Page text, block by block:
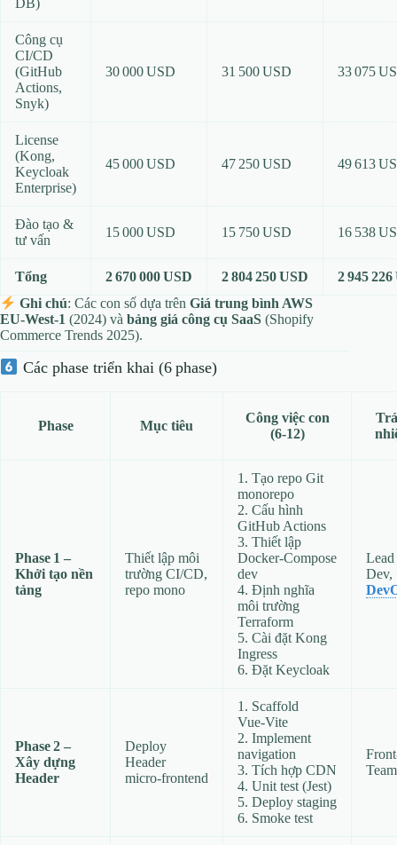
Công cụ
CI/CD
(GitHub
Actions,
Snyk)
30 000 USD 31 500 USD 33 075
License
(Kong,
Keycloak
Enterprise)
45 000 USD 47 250 USD 49 613
Đào tạo &
tư vấn
15 000 USD 15 750 USD 16 538
Tổng 2 670 000 USD 2 804 250 USD
2 945
Ghi chú: Các con số dựa trênGiá trung bình AWS
EU‑West‑1 (2024) và bảng giá công cụ SaaS (Shopify
Commerce Trends 2025).
Các phase triển khai (6 phase)
Phase Mục tiêu
Công việc con
(6‑12)
Phase 1 –
Khởi tạo nền
tảng
Thiết lập môi
trường CI/CD,
repo mono
1. Tạo repo Git
monorepo
2. Cấu hình
GitHub Actions
3. Thiết lập
Docker‑Compose
dev
4. Định nghĩa
môi trường
Terraform
5. Cài đặt Kong
Ingress
6. Đặt Keycloak
Lead
Dev,
Phase 2 –
Xây dựng
Header
Deploy
Header
micro‑frontend
1. Scaffold
Vue‑Vite
2. Implement
navigation
3. Tích hợp CDN
4. Unit test (Jest)
5. Deploy staging
6. Smoke test
Team